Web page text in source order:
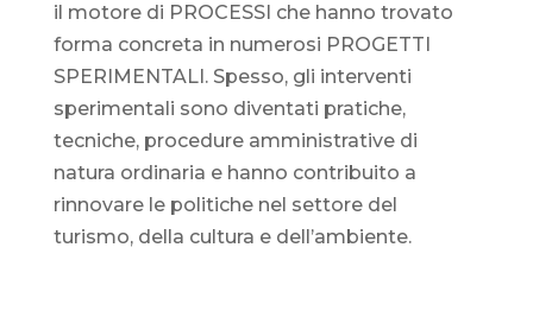
il motore di PROCESSI che hanno trovato
forma concreta in numerosi PROGETTI
SPERIMENTALI. Spesso, gli interventi
sperimentali sono diventati pratiche,
tecniche, procedure amministrative di
natura ordinaria e hanno contribuito a
rinnovare le politiche nel settore del
turismo, della cultura e dell’ambiente.